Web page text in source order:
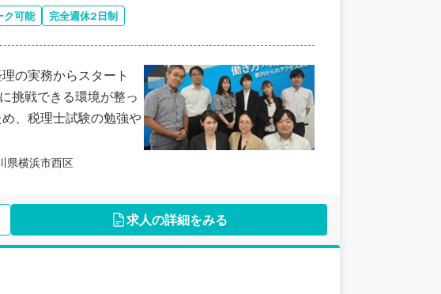
ク可能 完全週休2日制
の実務からスタート
挑戦できる環境が整っ
、税理士試験の勉強や
県横浜市西区
求人の詳細をみる